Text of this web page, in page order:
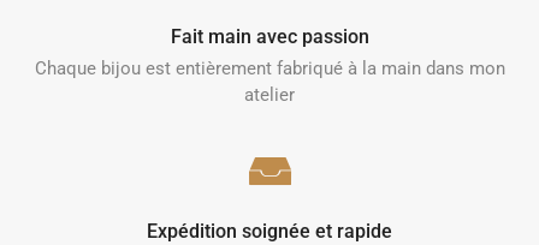
Fait main avec passion
Chaque bijou est entièrement fabriqué à la main dans mon
atelier
Expédition soignée et rapide